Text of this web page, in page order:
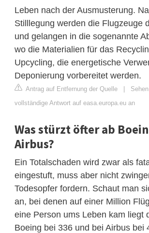
Leben nach der Ausmusterung.
Stilllegung werden die Flugzeuge
und gelangen in die sogenannte
wo die Materialien für das
Upcycling, die energetische
Deponierung vorbereitet werden.
Antrag auf Entfernung der Quelle |
vollständige Antwort auf easa.europa.eu an
Was stürzt öfter ab
Airbus?
Ein Totalschaden wird zwar als
eingestuft, muss aber nicht
Todesopfer fordern. Schaut man
an, bei denen auf einer Million
eine Person ums Leben kam liegt
Boeing bei 336 und bei Airbus bei